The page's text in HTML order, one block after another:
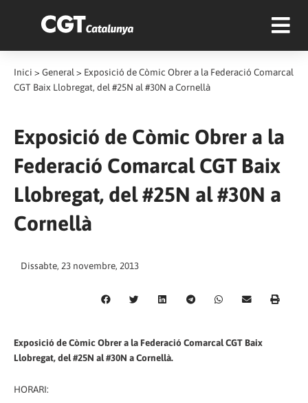
Inici > General > Exposició de Còmic Obrer a la Federació Comarcal
CGT Baix Llobregat, del #25N al #30N a Cornellà
Exposició de Còmic Obrer a la
Federació Comarcal CGT Baix
Llobregat, del #25N al #30N a
Cornellà
Dissabte, 23 novembre, 2013
Exposició de Còmic Obrer a la Federació Comarcal CGT Baix
Llobregat, del #25N al #30N a Cornellà.
HORARI: